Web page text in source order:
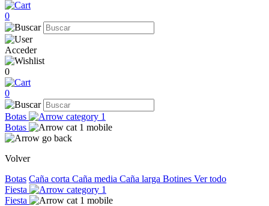
0
Acceder
0
0
Botas
Botas
Volver
Botas Caña corta Caña media Caña larga Botines Ver todo
Fiesta
Fiesta